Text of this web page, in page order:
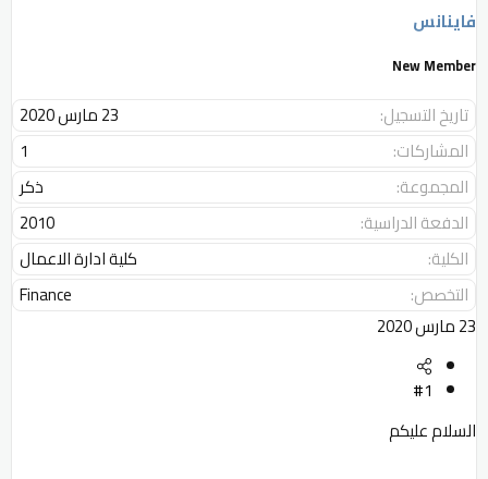
ض
و
ع
فاينانس
New Member
تاريخ التسجيل
23 مارس 2020
المشاركات
1
المجموعة
ذكر
الدفعة الدراسية
2010
الكلية
كلية ادارة الاعمال
التخصص
Finance
23 مارس 2020
#1
السلام عليكم